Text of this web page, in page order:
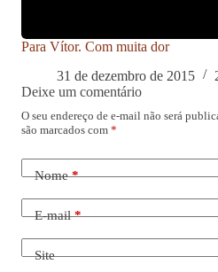
Para Vítor. Com muita dor
31 de dezembro de 2015
Deixe um comentário
O seu endereço de e-mail não será
são marcados com *
Nome*
E-mail*
Site